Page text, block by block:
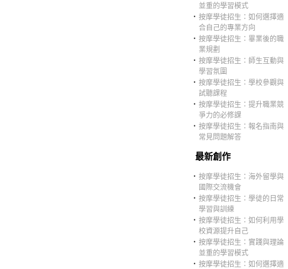
並重的學習模式
‧ 按摩學徒招生：如何選擇適
合自己的專業方向
‧ 按摩學徒招生：畢業後的職
業規劃
‧ 按摩學徒招生：師生互動與
學習氛圍
‧ 按摩學徒招生：學校參觀與
試聽課程
‧ 按摩學徒招生：提升職業競
爭力的必修課
‧ 按摩學徒招生：報名指南與
常見問題解答
最新創作
‧ 按摩學徒招生：海外留學與
國際交流機會
‧ 按摩學徒招生：學徒的日常
學習與訓練
‧ 按摩學徒招生：如何利用學
校資源提升自己
‧ 按摩學徒招生：實踐與理論
並重的學習模式
‧ 按摩學徒招生：如何選擇適